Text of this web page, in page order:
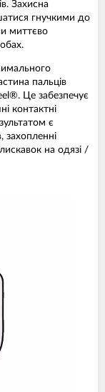
Захисна
гнучкими до
миттєво
пальців
Це забезпечує
контактні
є
захопленні
на одязі /